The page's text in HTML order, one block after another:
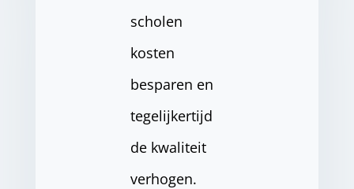
scholen
kosten
besparen en
tegelijkertijd
de kwaliteit
verhogen.